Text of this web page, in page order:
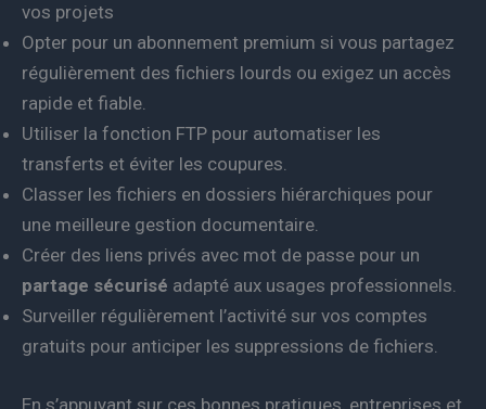
vos projets
Opter pour un abonnement premium si vous partagez
régulièrement des fichiers lourds ou exigez un accès
rapide et fiable.
Utiliser la fonction FTP pour automatiser les
transferts et éviter les coupures.
Classer les fichiers en dossiers hiérarchiques pour
une meilleure gestion documentaire.
Créer des liens privés avec mot de passe pour un
partage sécurisé adapté aux usages professionnels.
Surveiller régulièrement l’activité sur vos comptes
gratuits pour anticiper les suppressions de fichiers.
En s’appuyant sur ces bonnes pratiques, entreprises et